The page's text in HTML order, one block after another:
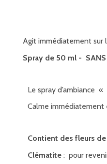
Agit immédiatement sur
Spray de 50 ml - SANS
Le spray d’ambiance
Calme immédiatement
Contient des fleurs
Clématite : pour